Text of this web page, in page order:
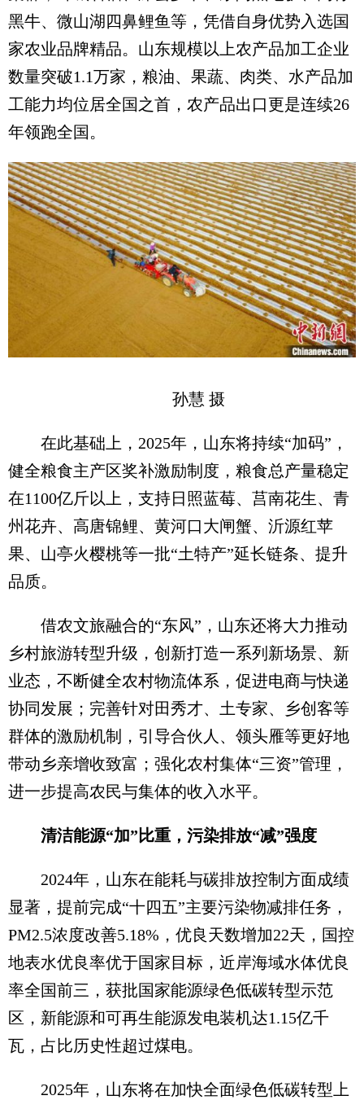
黑牛、微山湖四鼻鲤鱼等，凭借自身优势入选国
家农业品牌精品。山东规模以上农产品加工企业
数量突破1.1万家，粮油、果蔬、肉类、水产品加
工能力均位居全国之首，农产品出口更是连续26
年领跑全国。
孙慧 摄
在此基础上，2025年，山东将持续“加码”，
健全粮食主产区奖补激励制度，粮食总产量稳定
在1100亿斤以上，支持日照蓝莓、莒南花生、青
州花卉、高唐锦鲤、黄河口大闸蟹、沂源红苹
果、山亭火樱桃等一批“土特产”延长链条、提升
品质。
借农文旅融合的“东风”，山东还将大力推动
乡村旅游转型升级，创新打造一系列新场景、新
业态，不断健全农村物流体系，促进电商与快递
协同发展；完善针对田秀才、土专家、乡创客等
群体的激励机制，引导合伙人、领头雁等更好地
带动乡亲增收致富；强化农村集体“三资”管理，
进一步提高农民与集体的收入水平。
清洁能源“加”比重，污染排放“减”强度
2024年，山东在能耗与碳排放控制方面成绩
显著，提前完成“十四五”主要污染物减排任务，
PM2.5浓度改善5.18%，优良天数增加22天，国控
地表水优良率优于国家目标，近岸海域水体优良
率全国前三，获批国家能源绿色低碳转型示范
区，新能源和可再生能源发电装机达1.15亿千
瓦，占比历史性超过煤电。
2025年，山东将在加快全面绿色低碳转型上